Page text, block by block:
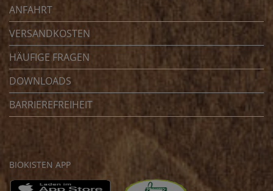
ANFAHRT
VERSANDKOSTEN
HÄUFIGE FRAGEN
DOWNLOADS
BARRIEREFREIHEIT
BIOKISTEN APP